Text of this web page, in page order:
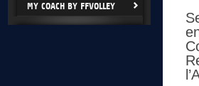
MY COACH BY FFVOLLEY